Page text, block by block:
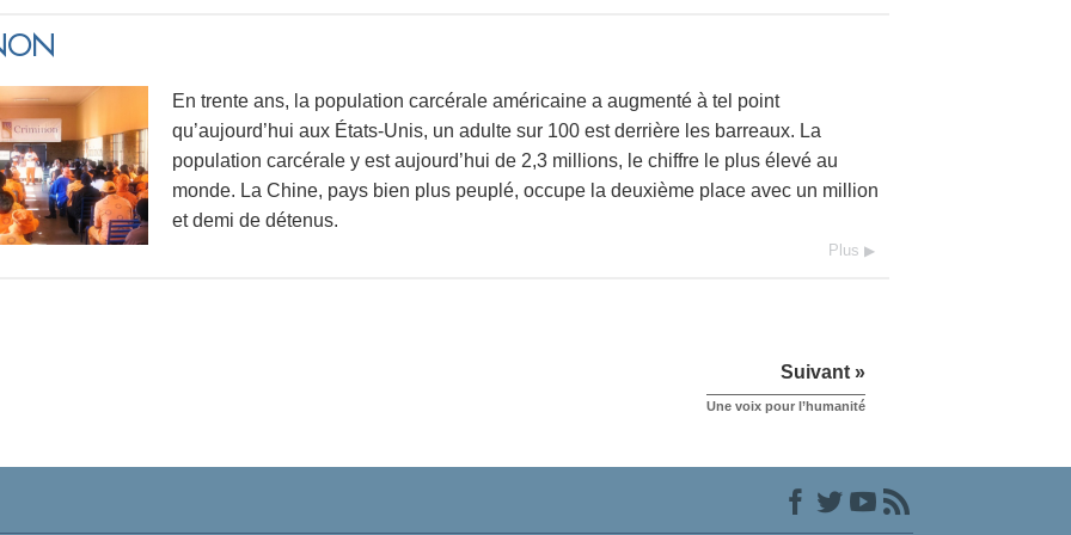
En trente ans, la population carcérale américaine a augmenté à tel point
qu’aujourd’hui aux États-Unis, un adulte sur 100 est derrière les barreaux. La
population carcérale y est aujourd’hui de 2,3 millions, le chiffre le plus élevé au
monde. La Chine, pays bien plus peuplé, occupe la deuxième place avec un million
et demi de détenus.
Plus
Suivant »
Une voix pour l’humanité